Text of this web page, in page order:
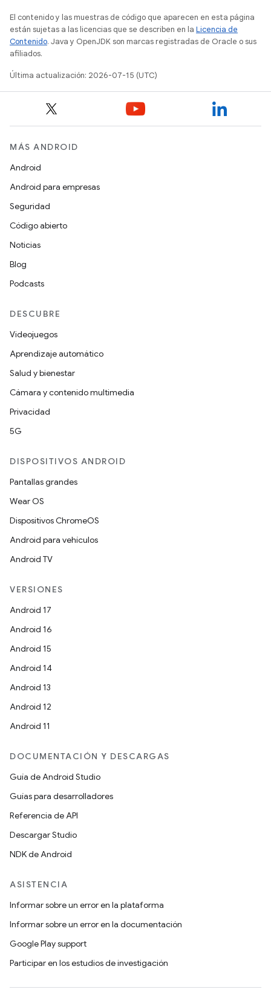
El contenido y las muestras de código que aparecen en esta página
están sujetas a las licencias que se describen en la Licencia de
Contenido. Java y OpenJDK son marcas registradas de Oracle o sus
afiliados.
Última actualización: 2026-07-15 (UTC)
MÁS ANDROID
Android
Android para empresas
Seguridad
Código abierto
Noticias
Blog
Podcasts
DESCUBRE
Videojuegos
Aprendizaje automático
Salud y bienestar
Cámara y contenido multimedia
Privacidad
5G
DISPOSITIVOS ANDROID
Pantallas grandes
Wear OS
Dispositivos ChromeOS
Android para vehículos
Android TV
VERSIONES
Android 17
Android 16
Android 15
Android 14
Android 13
Android 12
Android 11
DOCUMENTACIÓN Y DESCARGAS
Guía de Android Studio
Guías para desarrolladores
Referencia de API
Descargar Studio
NDK de Android
ASISTENCIA
Informar sobre un error en la plataforma
Informar sobre un error en la documentación
Google Play support
Participar en los estudios de investigación